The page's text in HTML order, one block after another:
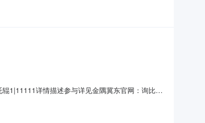
1|11111详情描述参与详见金隅冀东官网：询比价
截止时间：2026-0